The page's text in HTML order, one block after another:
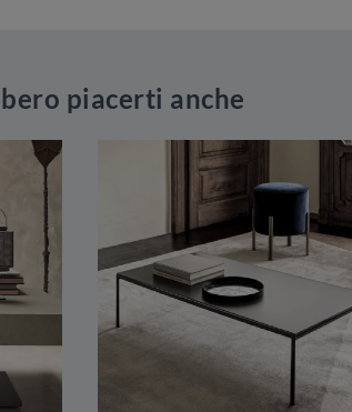
piacerti anche